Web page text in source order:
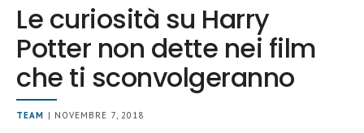
Le curiosità su Harry
Potter non dette nei film
che ti sconvolgeranno
TEAM | NOVEMBRE 7, 2018